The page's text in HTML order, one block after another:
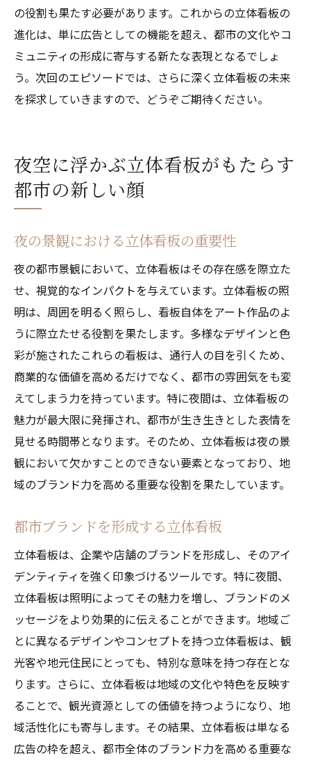
の役割も果たす必要があります。これからの立体看板の
進化は、単に広告としての機能を超え、都市の文化やコ
ミュニティの形成に寄与する新たな表現となるでしょ
う。次回のエピソードでは、さらに深く立体看板の未来
を探求していきますので、どうぞご期待ください。
夜空に浮かぶ立体看板がもたらす
都市の新しい顔
夜の景観における立体看板の重要性
夜の都市景観において、立体看板はその存在感を際立た
せ、視覚的なインパクトを与えています。立体看板の照
明は、周囲を明るく照らし、看板自体をアート作品のよ
うに際立たせる役割を果たします。多様なデザインと色
彩が施されたこれらの看板は、通行人の目を引くため、
商業的な価値を高めるだけでなく、都市の雰囲気をも変
えてしまう力を持っています。特に夜間は、立体看板の
魅力が最大限に発揮され、都市が生き生きとした表情を
見せる時間帯となります。そのため、立体看板は夜の景
観において欠かすことのできない要素となっており、地
域のブランド力を高める重要な役割を果たしています。
都市ブランドを形成する立体看板
立体看板は、企業や店舗のブランドを形成し、そのアイ
デンティティを強く印象づけるツールです。特に夜間、
立体看板は照明によってその魅力を増し、ブランドのメ
ッセージをより効果的に伝えることができます。地域ご
とに異なるデザインやコンセプトを持つ立体看板は、観
光客や地元住民にとっても、特別な意味を持つ存在とな
ります。さらに、立体看板は地域の文化や特色を反映す
ることで、観光資源としての価値を持つようになり、地
域活性化にも寄与します。その結果、立体看板は単なる
広告の枠を超え、都市全体のブランド力を高める重要な